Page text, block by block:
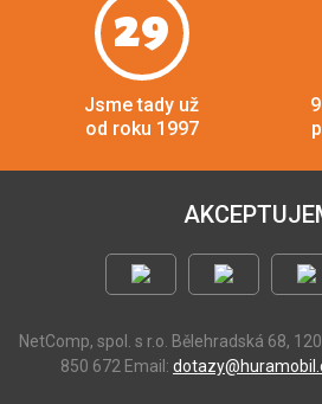
29
Jsme tady už
od roku 1997
NetComp, spol. s r.o. Bělehradská 68,
850 672 Email: